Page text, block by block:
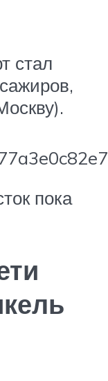
стал
пока